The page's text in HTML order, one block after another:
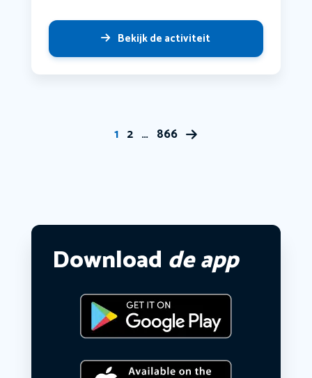
Bekijk de activiteit
1 2 … 866
Download de app